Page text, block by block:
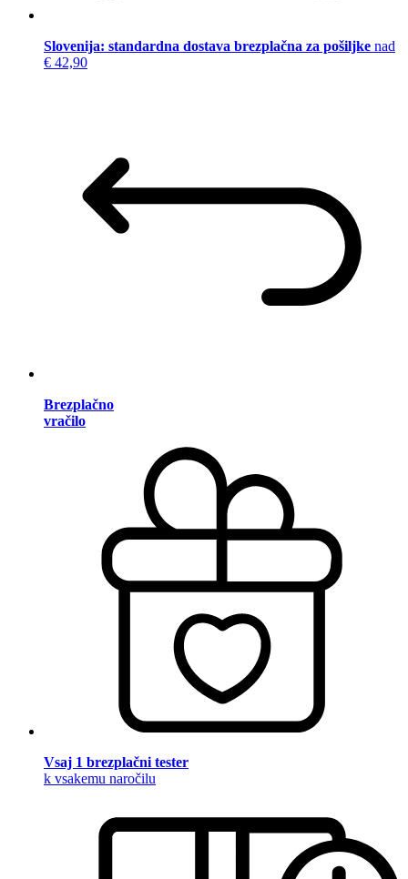
Slovenija: standardna dostava brezplačna za pošiljke nad
€ 42,90
Brezplačno
vračilo
Vsaj 1 brezplačni tester
k vsakemu naročilu